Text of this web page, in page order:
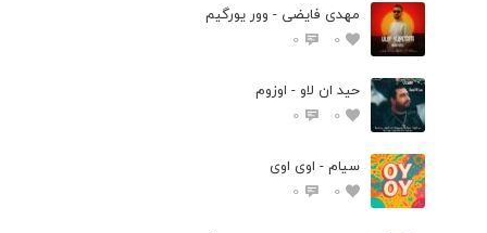
مهدی فایضی - وور یورگیم
0
0
حید ان لاو - اوزوم
0
0
سیام - اوی اوی
0
0